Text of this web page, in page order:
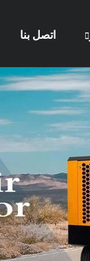
اتصل بنا